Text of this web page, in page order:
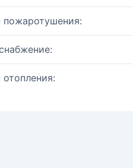
пожаротушения: